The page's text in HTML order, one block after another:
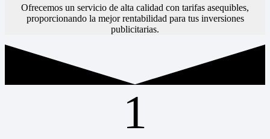
Ofrecemos un servicio de alta calidad con tarifas asequibles,
proporcionando la mejor rentabilidad para tus inversiones
publicitarias.
1